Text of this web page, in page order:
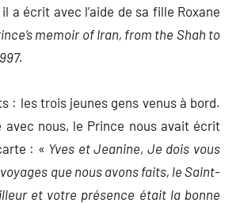
a écrit avec l’aide de sa fille Roxane
memoir of Iran, from the Shah to
: les trois jeunes gens venus à bord.
avec nous, le Prince nous avait écrit
: « Yves et Jeanine, Je dois vous
que nous avons faits, le Saint-
et votre présence était la bonne